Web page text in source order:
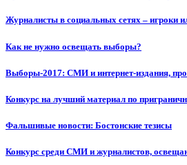
Журналисты в социальных сетях – игроки
Как не нужно освещать выборы?
Выборы-2017: СМИ и интернет-издания,
Конкурс на лучший материал по
Фальшивые новости: Бостонские тезисы
Конкурс среди СМИ и журналистов,